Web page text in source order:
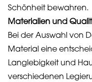
Schönheit bewahren.
Materialien und
Bei der Auswahl von
Material eine
Langlebigkeit und
verschiedenen